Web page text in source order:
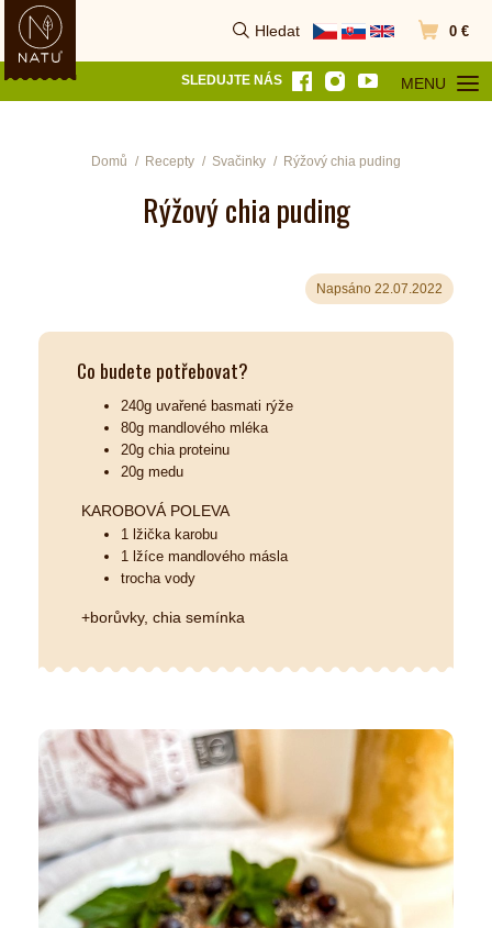
Hledat
Vyhledat Přejít do
0 €
SLEDUJTE NÁS MENU
OTEVŘÍT
Domů Recepty Svačinky Rýžový chia puding
Rýžový chia puding
Napsáno 22.07.2022
Co budete potřebovat?
240g uvařené basmati rýže
80g mandlového mléka
20g chia proteinu
20g medu
KAROBOVÁ POLEVA
1 lžička karobu
1 lžíce mandlového másla
trocha vody
+borůvky, chia semínka